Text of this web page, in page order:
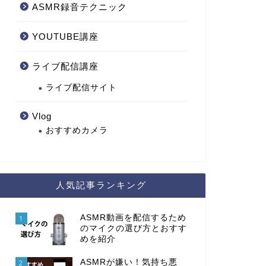
ASMR録音テクニック
YOUTUBE講座
ライブ配信講座
ライブ配信サイト
Vlog
おすすめカメラ
人気記事ランキング
1
ASMR動画を配信するため
のマイクの選び方とおすす
めを紹介
2 ASMRが嫌い！気持ち悪